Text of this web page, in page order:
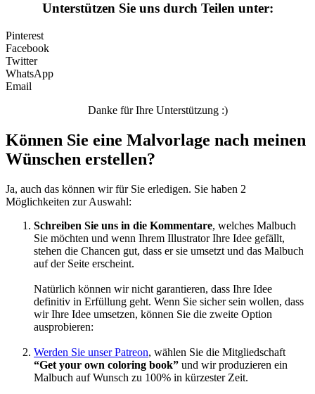
Winter und Weihnachten
Nezaradené
Unkategorisiert
Unterstützen Sie uns durch Teilen unter:
Pinterest
Facebook
Twitter
WhatsApp
Email
Danke für Ihre Unterstützung :)
Können Sie eine Malvorlage nach meinen
Wünschen erstellen?
Ja, auch das können wir für Sie erledigen. Sie haben 2
Möglichkeiten zur Auswahl:
Schreiben Sie uns in die Kommentare, welches Malbuch
Sie möchten und wenn Ihrem Illustrator Ihre Idee gefällt,
stehen die Chancen gut, dass er sie umsetzt und das Malbuch
auf der Seite erscheint.
Natürlich können wir nicht garantieren, dass Ihre Idee
definitiv in Erfüllung geht. Wenn Sie sicher sein wollen, dass
wir Ihre Idee umsetzen, können Sie die zweite Option
ausprobieren:
Werden Sie unser Patreon, wählen Sie die Mitgliedschaft
“Get your own coloring book” und wir produzieren ein
Malbuch auf Wunsch zu 100% in kürzester Zeit.